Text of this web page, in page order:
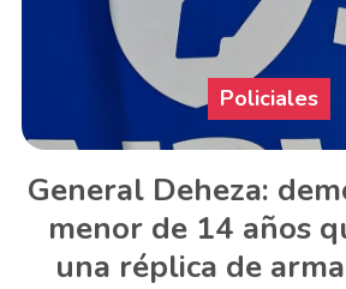
General Deheza:
menor de 14 años
una réplica de
Policiales